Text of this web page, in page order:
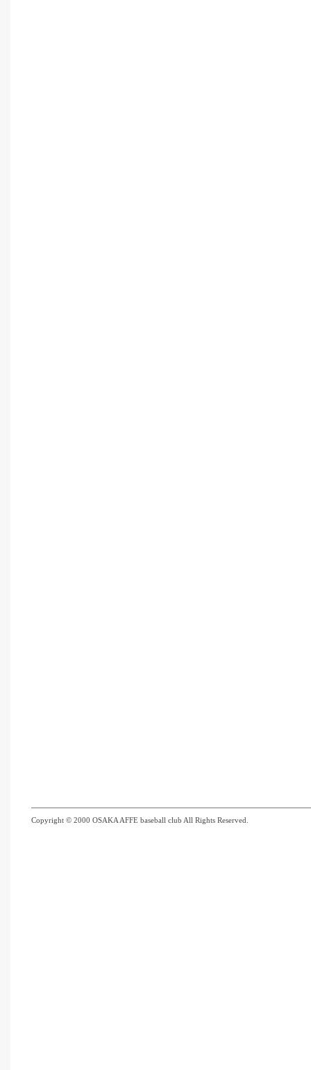
Copyright © 2000 OSAKA AFFE baseball club All Rights Reserved.